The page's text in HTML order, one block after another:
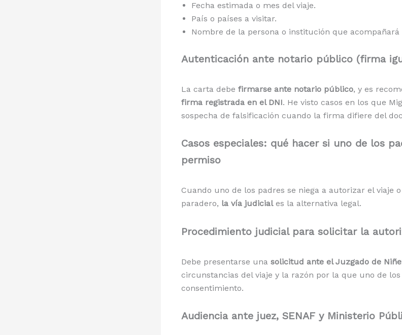
Fecha estimada o mes del viaje.
País o países a visitar.
Nombre de la persona o institución que acompañará
Autenticación ante notario público (firma
La carta debe firmarse ante notario público, y es
firma registrada en el DNI. He visto casos en los que
sospecha de falsificación cuando la firma difiere del
Casos especiales: qué hacer si uno de los
permiso
Cuando uno de los padres se niega a autorizar el viaje
paradero, la vía judiciales la alternativa legal.
Procedimiento judicial para solicitar la
Debe presentarse una solicitud ante el Juzgado de
circunstancias del viaje y la razón por la que uno de
consentimiento.
Audiencia ante juez, SENAF y Ministerio